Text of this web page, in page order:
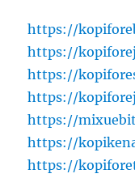
https://
https://
https://
https://
https://
https://
https://